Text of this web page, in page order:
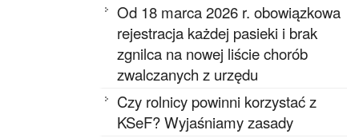
Od 18 marca 2026 r. obowiązkowa
rejestracja każdej pasieki i brak
zgnilca na nowej liście chorób
zwalczanych z urzędu
Czy rolnicy powinni korzystać z
KSeF? Wyjaśniamy zasady